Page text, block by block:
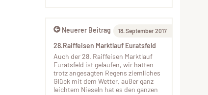
Neuerer Beitrag 18. September 2017
28.Raiffeisen Marktlauf Euratsfeld
Auch der 28. Raiffeisen Marktlauf
Euratsfeld ist gelaufen, wir hatten
trotz angesagten Regens ziemliches
Glück mit dem Wetter, außer ganz
leichtem Nieseln hat es den ganzen